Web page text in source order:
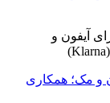
و مک؛ همکاری